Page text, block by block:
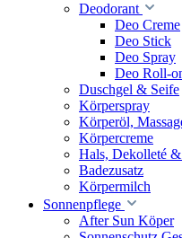
Deodorant
Deo Creme
Deo Stick
Deo Spray
Deo Roll-
Duschgel & Seife
Körperspray
Körperöl,
Körpercreme
Hals, Dekolleté
Badezusatz
Körpermilch
Sonnenpflege
After Sun Köper